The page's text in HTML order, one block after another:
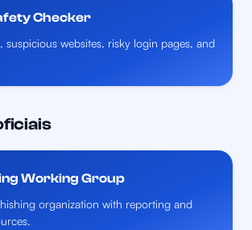
Checker
suspicious websites, risky login pages, and
Working Group
organization with reporting and